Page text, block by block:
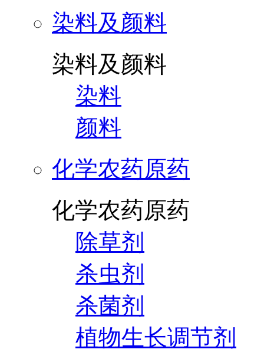
染料及颜料
染料及颜料
染料
颜料
化学农药原药
化学农药原药
除草剂
杀虫剂
杀菌剂
植物生长调节剂